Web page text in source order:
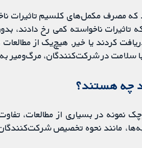
مصرف مکمل‌های کلسیم تاثیرات
تاثیرات ناخواسته کمی رخ دادند،
کردند یا خیر. هیچ‌یک از مطالعات
سلامت در شرکت‌کنندگان، مرگ‌ومیر
چه هستند؟
نمونه در بسیاری از مطالعات،
مانند نحوه تخصیص شرکت‌کنندگان